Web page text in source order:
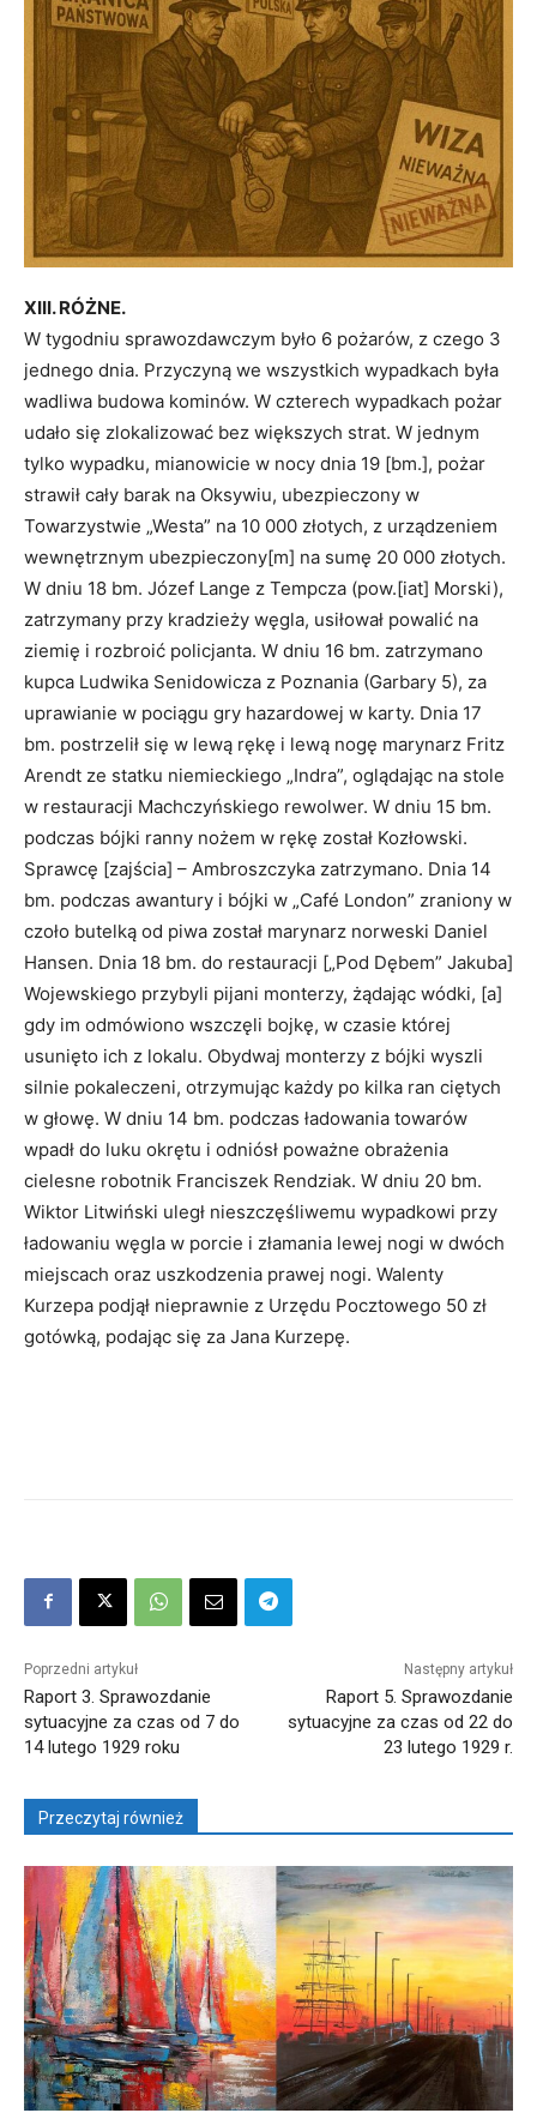
XIII. RÓŻNE.
W tygodniu sprawozdawczym było 6 pożarów, z czego 3
jednego dnia. Przyczyną we wszystkich wypadkach była
wadliwa budowa kominów. W czterech wypadkach pożar
udało się zlokalizować bez większych strat. W jednym
tylko wypadku, mianowicie w nocy dnia 19 [bm.], pożar
strawił cały barak na Oksywiu, ubezpieczony w
Towarzystwie „Westa” na 10 000 złotych, z urządzeniem
wewnętrznym ubezpieczony[m] na sumę 20 000 złotych.
W dniu 18 bm. Józef Lange z Tempcza (pow.[iat] Morski),
zatrzymany przy kradzieży węgla, usiłował powalić na
ziemię i rozbroić policjanta. W dniu 16 bm. zatrzymano
kupca Ludwika Senidowicza z Poznania (Garbary 5), za
uprawianie w pociągu gry hazardowej w karty. Dnia 17
bm. postrzelił się w lewą rękę i lewą nogę marynarz Fritz
Arendt ze statku niemieckiego „Indra”, oglądając na stole
w restauracji Machczyńskiego rewolwer. W dniu 15 bm.
podczas bójki ranny nożem w rękę został Kozłowski.
Sprawcę [zajścia] – Ambroszczyka zatrzymano. Dnia 14
bm. podczas awantury i bójki w „Café London” zraniony w
czoło butelką od piwa został marynarz norweski Daniel
Hansen. Dnia 18 bm. do restauracji [„Pod Dębem” Jakuba]
Wojewskiego przybyli pijani monterzy, żądając wódki, [a]
gdy im odmówiono wszczęli bojkę, w czasie której
usunięto ich z lokalu. Obydwaj monterzy z bójki wyszli
silnie pokaleczeni, otrzymując każdy po kilka ran ciętych
w głowę. W dniu 14 bm. podczas ładowania towarów
wpadł do luku okrętu i odniósł poważne obrażenia
cielesne robotnik Franciszek Rendziak. W dniu 20 bm.
Wiktor Litwiński uległ nieszczęśliwemu wypadkowi przy
ładowaniu węgla w porcie i złamania lewej nogi w dwóch
miejscach oraz uszkodzenia prawej nogi. Walenty
Kurzepa podjął nieprawnie z Urzędu Pocztowego 50 zł
gotówką, podając się za Jana Kurzepę.
Poprzedni artykuł
Raport 3. Sprawozdanie
sytuacyjne za czas od 7 do
14 lutego 1929 roku
Następny artykuł
Raport 5. Sprawozdanie
sytuacyjne za czas od 22 do
23 lutego 1929 r.
Przeczytaj również